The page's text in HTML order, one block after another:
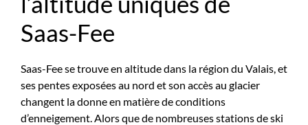
Saas-Fee
Saas-Fee se trouve en altitude dans la région du Valais, et
ses pentes exposées au nord et son accès au glacier
changent la donne en matière de conditions
d’enneigement. Alors que de nombreuses stations de ski